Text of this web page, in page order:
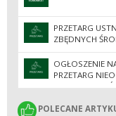
PRZETARG
ZBĘDNYCH
OGŁOSZENIE
PRZETARG
NIERUCHOMOŚCI
POLECANE
POLECANE